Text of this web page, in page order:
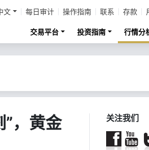
文 每日审计 操作指南 联系 存款
交易平台 投资指南 行情分
”，黄金
关注我们